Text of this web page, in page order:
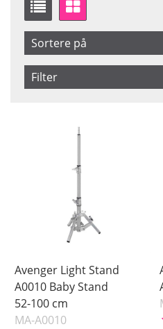
Sortere på
Filter
Avenger Light Stand
A0010 Baby Stand
52-100 cm
MA-A0010